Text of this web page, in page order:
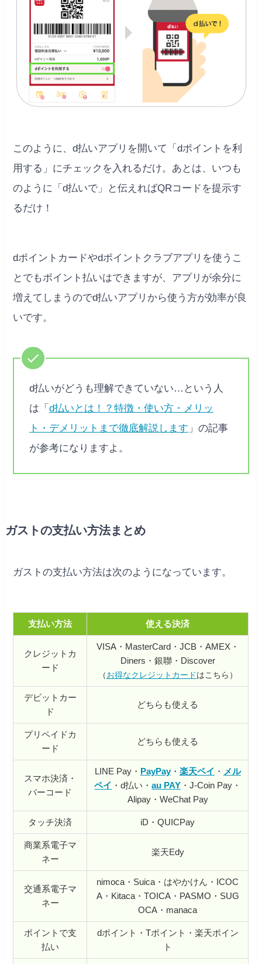
このように、d払いアプリを開いて「dポイントを利
用する」にチェックを入れるだけ。あとは、いつも
のように「d払いで」と伝えればQRコードを提示す
るだけ！
dポイントカードやdポイントクラブアプリを使うこ
とでもポイント払いはできますが、アプリが余分に
増えてしまうのでd払いアプリから使う方が効率が良
いです。
d払いがどうも理解できていない…という人
は「 d払いとは！？特徴・使い方・メリッ
ト・デメリットまで徹底解説します 」の記事
が参考になりますよ。
ガストの支払い方法まとめ
ガストの支払い方法は次のようになっています。
支払い方法 使える決済
クレジットカ
ード
VISA・MasterCard・JCB・AMEX・
Diners・銀聯・Discover
（ お得なクレジットカード はこちら）
デビットカー
ド
どちらも使える
プリペイドカ
ード
どちらも使える
スマホ決済・
バーコード
LINE Pay・ PayPay・ 楽天ペイ ・ メル
ペイ ・d払い・au PAY ・J-Coin Pay・
Alipay・WeChat Pay
タッチ決済 iD・QUICPay
商業系電子マ
ネー
楽天Edy
交通系電子マ
ネー
nimoca・Suica・はやかけん・ICOC
A・Kitaca・TOICA・PASMO・SUG
OCA・manaca
ポイントで支
払い
dポイント・Tポイント・楽天ポイン
ト